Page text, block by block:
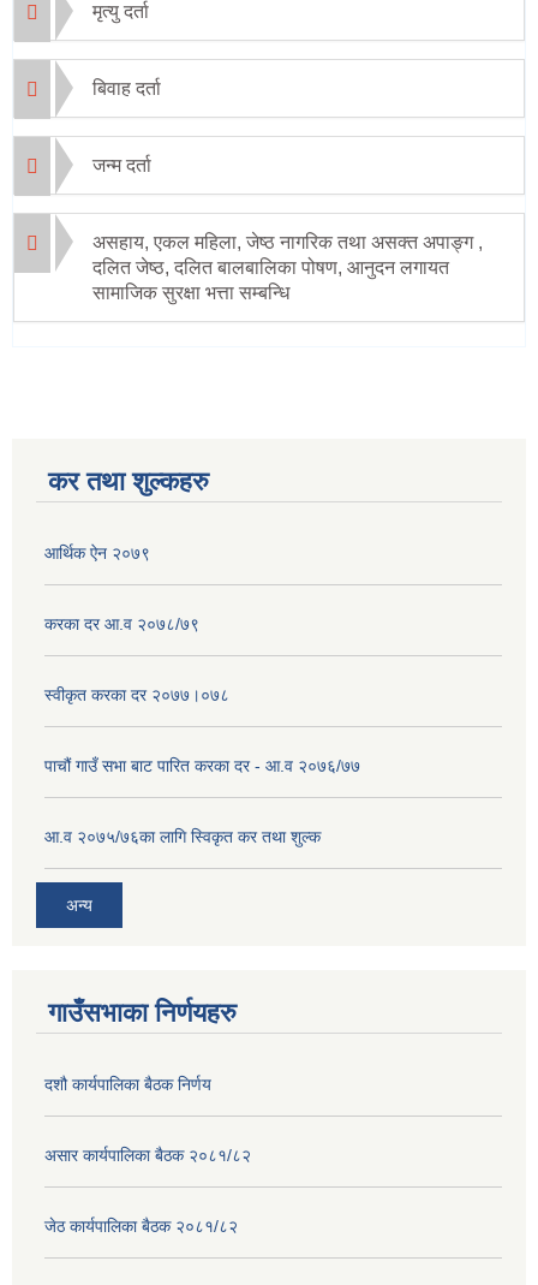
मृत्यु दर्ता
बिवाह दर्ता
जन्म दर्ता
असहाय, एकल महिला, जेष्ठ नागरिक तथा असक्त अपाङ्ग ,
दलित जेष्ठ, दलित बालबालिका पोषण, आनुदन लगायत
सामाजिक सुरक्षा भत्ता सम्बन्धि
कर तथा शुल्कहरु
आर्थिक ऐन २०७९
करका दर आ.व २०७८/७९
स्वीकृत करका दर २०७७।०७८
पाचौं गाउँ सभा बाट पारित करका दर - आ.व २०७६/७७
आ.व २०७५/७६का लागि स्विकृत कर तथा शुल्क
अन्य
गाउँसभाका निर्णयहरु
दशौ कार्यपालिका बैठक निर्णय
असार कार्यपालिका बैठक २०८१/८२
जेठ कार्यपालिका बैठक २०८१/८२